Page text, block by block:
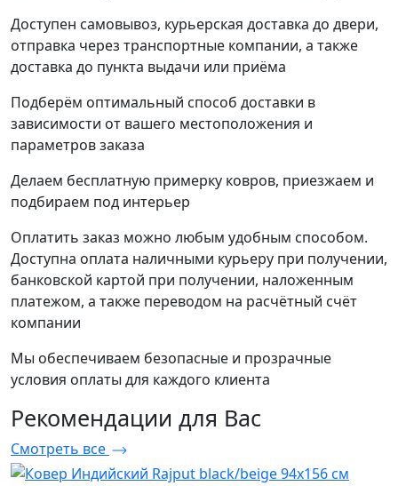
Доступен самовывоз, курьерская доставка до двери,
отправка через транспортные компании, а также
доставка до пункта выдачи или приёма
Подберём оптимальный способ доставки в
зависимости от вашего местоположения и
параметров заказа
Делаем бесплатную примерку ковров, приезжаем и
подбираем под интерьер
Оплатить заказ можно любым удобным способом.
Доступна оплата наличными курьеру при получении,
банковской картой при получении, наложенным
платежом, а также переводом на расчётный счёт
компании
Мы обеспечиваем безопасные и прозрачные
условия оплаты для каждого клиента
Рекомендации для Вас
Смотреть все